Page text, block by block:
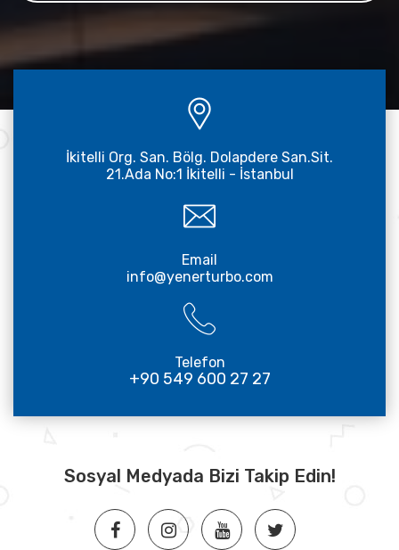
İkitelli Org. San. Bölg. Dolapdere San.Sit.
21.Ada No:1 İkitelli - İstanbul
Email
info@yenerturbo.com
Telefon
+90 549 600 27 27
Sosyal Medyada Bizi Takip Edin!